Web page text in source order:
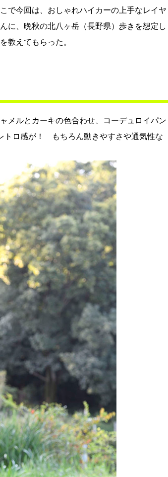
で今回は、おしゃれハイカーの上手なレイヤ
に、晩秋の北八ヶ岳（長野県）歩きを想定し
教えてもらった。
メルとカーキの色合わせ、コーデュロイパン
トロ感が！ もちろん動きやすさや通気性な